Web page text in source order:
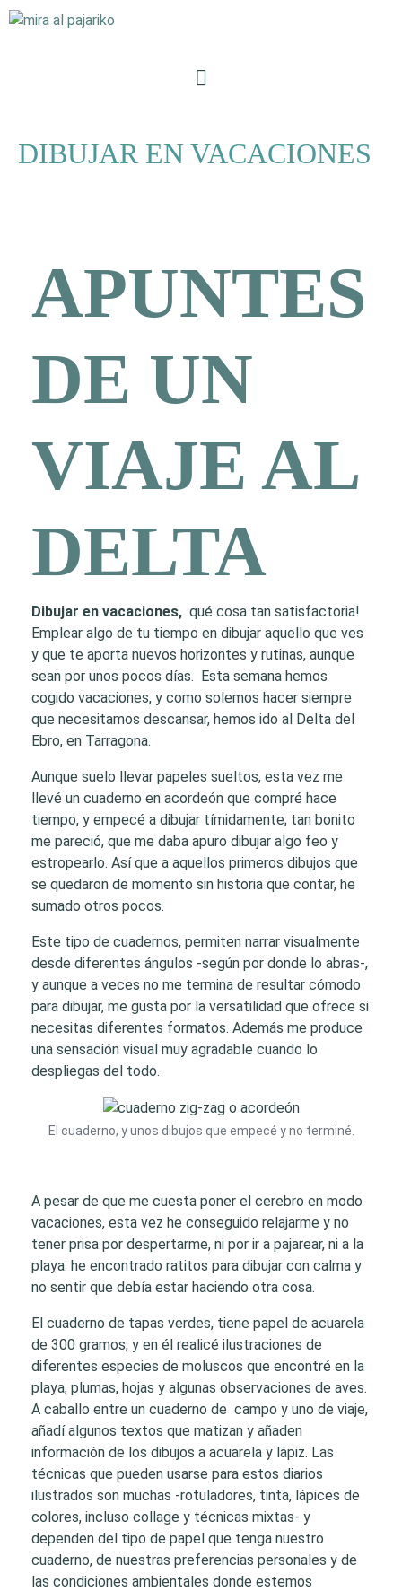
DIBUJAR EN VACACIONES
APUNTES
DE UN
VIAJE AL
DELTA
Dibujar en vacaciones, qué cosa tan satisfactoria!
Emplear algo de tu tiempo en dibujar aquello que ves
y que te aporta nuevos horizontes y rutinas, aunque
sean por unos pocos días. Esta semana hemos
cogido vacaciones, y como solemos hacer siempre
que necesitamos descansar, hemos ido al Delta del
Ebro, en Tarragona.
Aunque suelo llevar papeles sueltos, esta vez me
llevé un cuaderno en acordeón que compré hace
tiempo, y empecé a dibujar tímidamente; tan bonito
me pareció, que me daba apuro dibujar algo feo y
estropearlo. Así que a aquellos primeros dibujos que
se quedaron de momento sin historia que contar, he
sumado otros pocos.
Este tipo de cuadernos, permiten narrar visualmente
desde diferentes ángulos -según por donde lo abras-,
y aunque a veces no me termina de resultar cómodo
para dibujar, me gusta por la versatilidad que ofrece si
necesitas diferentes formatos. Además me produce
una sensación visual muy agradable cuando lo
despliegas del todo.
El cuaderno, y unos dibujos que empecé y no terminé.
A pesar de que me cuesta poner el cerebro en modo
vacaciones, esta vez he conseguido relajarme y no
tener prisa por despertarme, ni por ir a pajarear, ni a la
playa: he encontrado ratitos para dibujar con calma y
no sentir que debía estar haciendo otra cosa.
El cuaderno de tapas verdes, tiene papel de acuarela
de 300 gramos, y en él realicé ilustraciones de
diferentes especies de moluscos que encontré en la
playa, plumas, hojas y algunas observaciones de aves.
A caballo entre un cuaderno de campo y uno de viaje,
añadí algunos textos que matizan y añaden
información de los dibujos a acuarela y lápiz. Las
técnicas que pueden usarse para estos diarios
ilustrados son muchas -rotuladores, tinta, lápices de
colores, incluso collage y técnicas mixtas- y
dependen del tipo de papel que tenga nuestro
cuaderno, de nuestras preferencias personales y de
las condiciones ambientales donde estemos